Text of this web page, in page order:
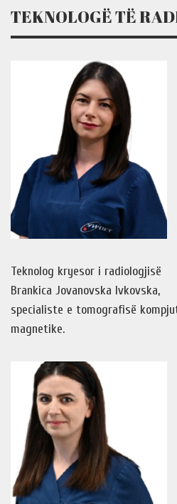
TEKNOLOGË TË
Teknolog kryesor i radiologjisë
Brankica Jovanovska Ivkovska,
specialiste e tomografisë
magnetike.